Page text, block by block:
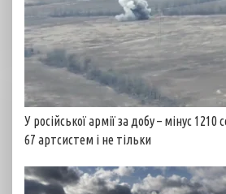
У російської армії за добу – мінус
67 артсистем і не тільки